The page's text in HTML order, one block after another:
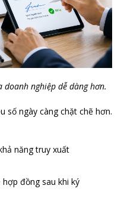
nghiệp dễ dàng hơn.
số ngày càng chặt chẽ hơn.
năng truy xuất
đồng sau khi ký